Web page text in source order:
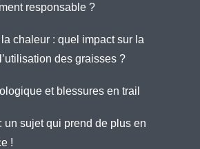
responsable ?
chaleur : quel impact sur la
des graisses ?
et blessures en trail
un sujet qui prend de plus en
!